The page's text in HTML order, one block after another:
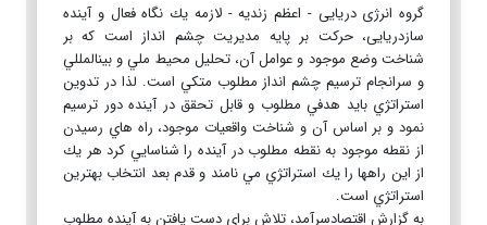
گروه انرژی دریایی - اعظم زندیه - لازمه يك نگاه فعال و آينده
سازدریایی، حركت بر پايه مديريت چشم انداز است كه بر
شناخت وضع موجود و عوامل آن، تحليل محيط ملي و بين‏المللي
و سرانجام ترسيم چشم انداز مطلوب متكي است. لذا در تدوين
استراتژي بايد هدفي مطلوب و قابل تحقق در آينده دور ترسيم
نمود و بر اساس آن و شناخت واقعيات موجود، راه هاي رسيدن
از نقطه موجود به نقطه مطلوب در آينده را شناسايي كرد هر يك
از اين راهها را يك استراتژي مي نامند و قدم بعد انتخاب بهترين
استراتژي است.
به گزارش اقتصادسرآمد، تلاش براي دست يافتن به آينده مطلوب